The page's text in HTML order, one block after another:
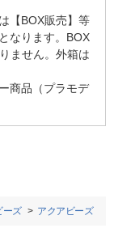
【BOX販売】等
なります。BOX
ません。外箱は
商品（プラモデ
ーズ アクアビーズ